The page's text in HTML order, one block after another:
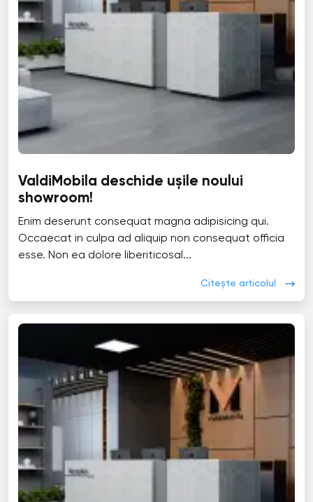
ValdiMobila deschide ușile noului
showroom!
Enim deserunt consequat magna adipisicing qui.
Occaecat in culpa ad aliquip non consequat officia
esse. Non ea dolore liberiticosal...
Citește articolul